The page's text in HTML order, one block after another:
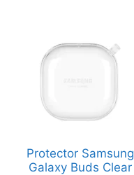
Protector Samsung
Galaxy Buds Clear